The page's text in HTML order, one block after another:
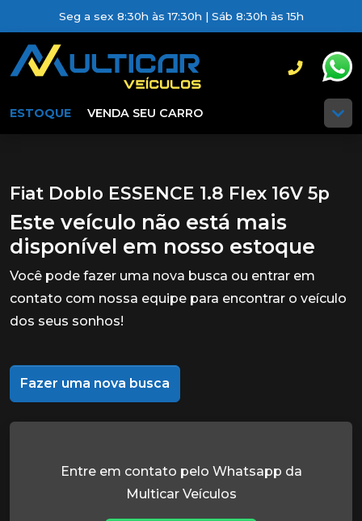
Seg a sex 8:30h às 17:30h | Sáb 8:30h às 15h
ESTOQUE VENDA SEU CARRO
Fiat Doblo ESSENCE 1.8 Flex 16V 5p
Este veículo não está mais
disponível em nosso estoque
Você pode fazer uma nova busca ou entrar em
contato com nossa equipe para encontrar o veículo
dos seus sonhos!
Fazer uma nova busca
Entre em contato pelo Whatsapp da
Multicar Veículos